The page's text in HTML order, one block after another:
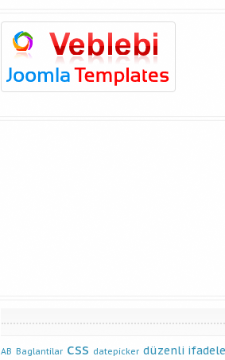
AB Baglantilar css datepicker düzenli